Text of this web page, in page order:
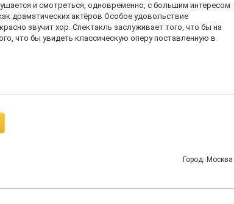
и смотреться, одновременно, с большим интересом
драматических актёров Особое удовольствие
звучит хор. Спектакль заслуживает того, что бы на
что бы увидеть классическую оперу поставленную в
Город: Москва